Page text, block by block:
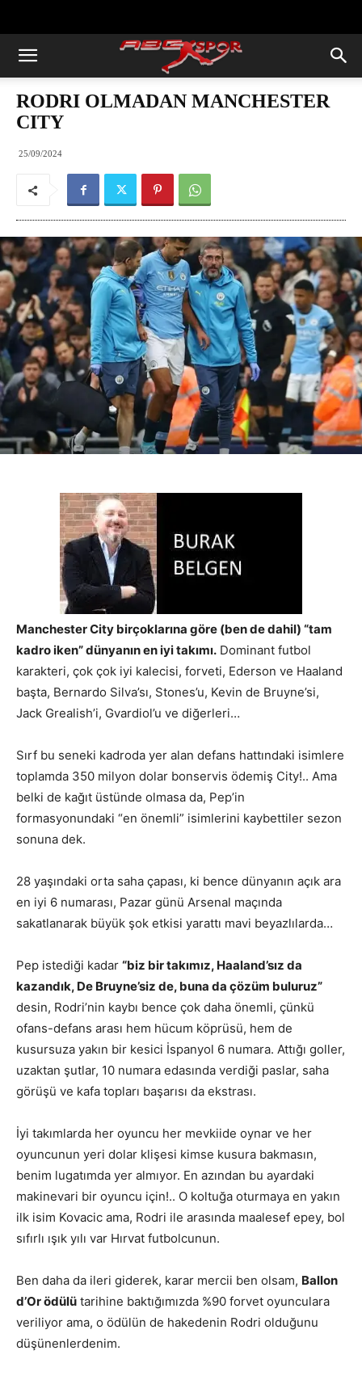
RODRI OLMADAN MANCHESTER
CITY
25/09/2024
Manchester City birçoklarına göre (ben de dahil) “tam
kadro iken” dünyanın en iyi takımı. Dominant futbol
karakteri, çok çok iyi kalecisi, forveti, Ederson ve Haaland
başta, Bernardo Silva’sı, Stones’u, Kevin de Bruyne’si,
Jack Grealish’i, Gvardiol’u ve diğerleri…
Sırf bu seneki kadroda yer alan defans hattındaki isimlere
toplamda 350 milyon dolar bonservis ödemiş City!.. Ama
belki de kağıt üstünde olmasa da, Pep’in
formasyonundaki “en önemli” isimlerini kaybettiler sezon
sonuna dek.
28 yaşındaki orta saha çapası, ki bence dünyanın açık ara
en iyi 6 numarası, Pazar günü Arsenal maçında
sakatlanarak büyük şok etkisi yarattı mavi beyazlılarda…
Pep istediği kadar “biz bir takımız, Haaland’sız da
kazandık, De Bruyne’siz de, buna da çözüm buluruz”
desin, Rodri’nin kaybı bence çok daha önemli, çünkü
ofans-defans arası hem hücum köprüsü, hem de
kusursuza yakın bir kesici İspanyol 6 numara. Attığı goller,
uzaktan şutlar, 10 numara edasında verdiği paslar, saha
görüşü ve kafa topları başarısı da ekstrası.
İyi takımlarda her oyuncu her mevkiide oynar ve her
oyuncunun yeri dolar klişesi kimse kusura bakmasın,
benim lugatımda yer almıyor. En azından bu ayardaki
makinevari bir oyuncu için!.. O koltuğa oturmaya en yakın
ilk isim Kovacic ama, Rodri ile arasında maalesef epey, bol
sıfırlı ışık yılı var Hırvat futbolcunun.
Ben daha da ileri giderek, karar mercii ben olsam, Ballon
d’Or ödülü tarihine baktığımızda %90 forvet oyunculara
veriliyor ama, o ödülün de hakedenin Rodri olduğunu
düşünenlerdenim.